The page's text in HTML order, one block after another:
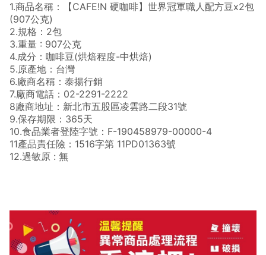
1.商品名稱：【CAFE!N 硬咖啡】世界冠軍職人配方豆x2包
(907公克)
2.規格：2包
3.重量 : 907公克
4.成分：咖啡豆(烘焙程度-中烘焙)
5.原產地：台灣
6.廠商名稱：泰揚行銷
7.廠商電話：02-2291-2222
8廠商地址：新北市五股區凌雲路二段31號
9.保存期限：365天
10.食品業者登陸字號：F-190458979-00000-4
11產品責任險：1516字第 11PD01363號
12.過敏原 : 無